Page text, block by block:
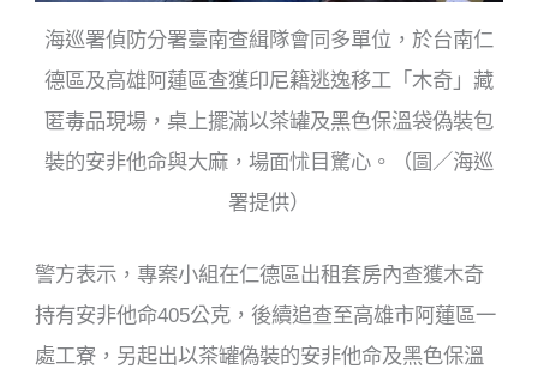
海巡署偵防分署臺南查緝隊會同多單位，於台南仁
德區及高雄阿蓮區查獲印尼籍逃逸移工「木奇」藏
匿毒品現場，桌上擺滿以茶罐及黑色保溫袋偽裝包
裝的安非他命與大麻，場面怵目驚心。（圖／海巡
署提供）
警方表示，專案小組在仁德區出租套房內查獲木奇
持有安非他命405公克，後續追查至高雄市阿蓮區一
處工寮，另起出以茶罐偽裝的安非他命及黑色保溫